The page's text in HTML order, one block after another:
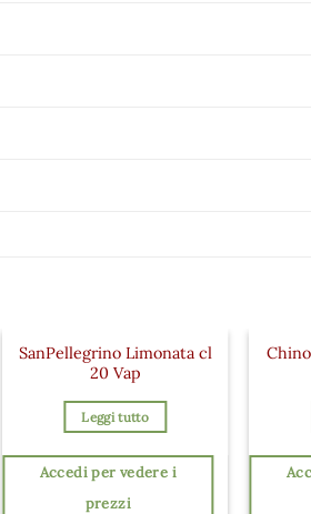
SanPellegrino Limonata cl
20 Vap
Leggi tutto
Accedi per vedere i
prezzi